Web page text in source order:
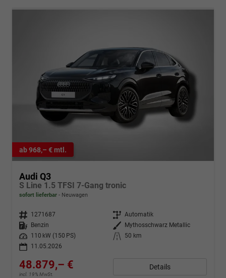
ab 968,– € mtl.
Audi Q3
S Line 1.5 TFSI 7-Gang tronic
sofort lieferbar Neuwagen
Fahrzeugnr. 1271687 Getriebe Automatik
Kraftstoff
Benzin Außenfarbe
Mythosschwarz Metallic
Leistung
110 kW (150 PS) Kilometerstand
50 km
11.05.2026
48.879,– €
incl. 19% MwSt.
Details